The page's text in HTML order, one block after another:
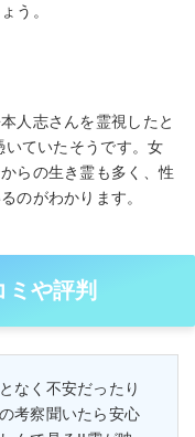
う。
人志さんを霊視したと
ていたそうです。女
らの生き霊も多く、性
のがわかります。
や評判
なく不安だったり
考察聞いたら安心